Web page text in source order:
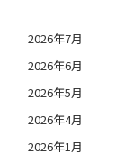
2026年7月
2026年6月
2026年5月
2026年4月
2026年1月